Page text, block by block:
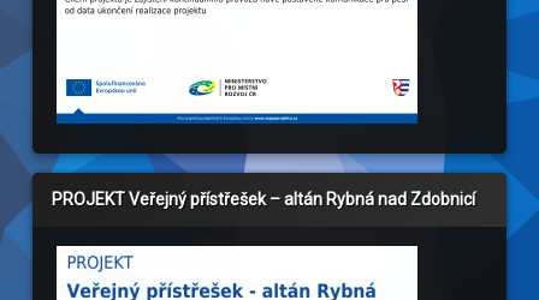
PROJEKT Veřejný přístřešek – altán Rybná nad Zdobnicí